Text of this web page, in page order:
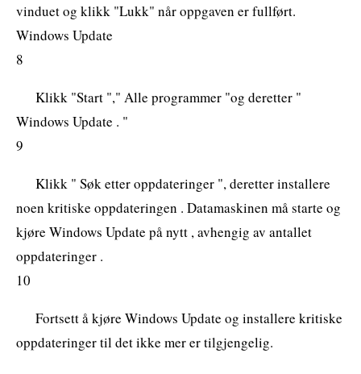
vinduet og klikk "Lukk" når oppgaven er fullført.
Windows Update
8
Klikk "Start "," Alle programmer "og deretter "
Windows Update . "
9
Klikk " Søk etter oppdateringer ", deretter installere
noen kritiske oppdateringen . Datamaskinen må starte og
kjøre Windows Update på nytt , avhengig av antallet
oppdateringer .
10
Fortsett å kjøre Windows Update og installere kritiske
oppdateringer til det ikke mer er tilgjengelig.